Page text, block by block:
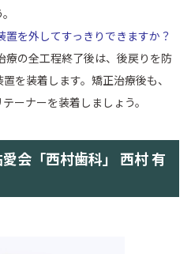
を外してすっきりできますか？
療の全工程終了後は、後戻りを防
を装着します。矯正治療後も、
ーナーを装着しましょう。
会「西村歯科」 西村 有